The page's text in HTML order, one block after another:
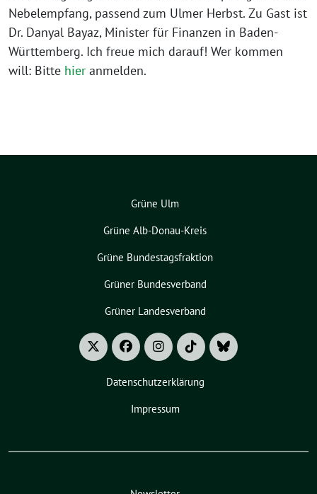
Nebelempfang, passend zum Ulmer Herbst. Zu Gast ist
Dr. Danyal Bayaz, Minister für Finanzen in Baden-
Württemberg. Ich freue mich darauf! Wer kommen
will: Bitte hier anmelden.
Grüne Ulm
Grüne Alb-Donau-Kreis
Grüne Bundestagsfraktion
Grüner Bundesverband
Grüner Landesverband
Datenschutzerklärung
Impressum